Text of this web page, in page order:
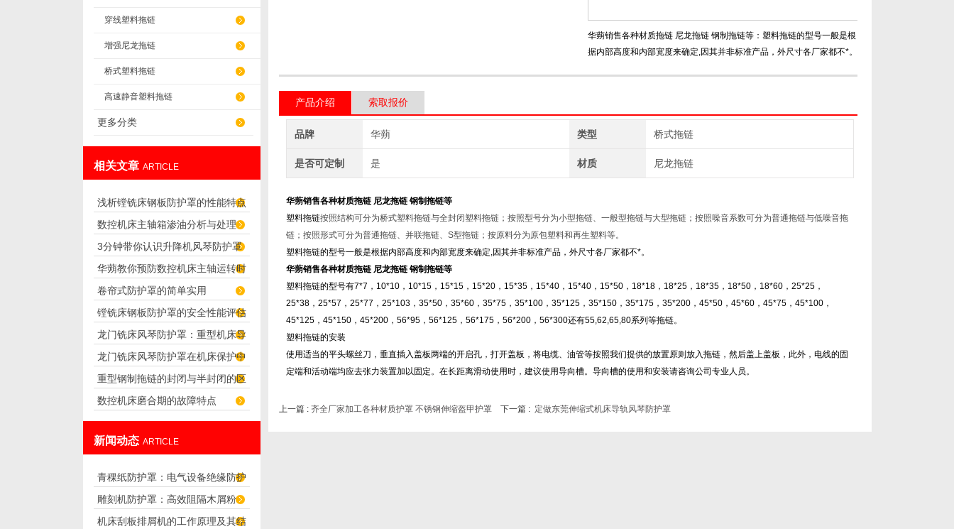
穿线塑料拖链
增强尼龙拖链
桥式塑料拖链
高速静音塑料拖链
更多分类
相关文章 ARTICLE
浅析镗铣床钢板防护罩的性能特点
及其优点
数控机床主轴箱渗油分析与处理
3分钟带你认识升降机风琴防护罩
华蒴教你预防数控机床主轴运转时
的噪声
卷帘式防护罩的简单实用
镗铣床钢板防护罩的安全性能评估
与测试
龙门铣床风琴防护罩：重型机床导
轨防护可靠之选
龙门铣床风琴防护罩在机床保护中
的重要性
重型钢制拖链的封闭与半封闭的区
别
数控机床磨合期的故障特点
新闻动态 ARTICLE
青稞纸防护罩：电气设备绝缘防护
专用方案
雕刻机防护罩：高效阻隔木屑粉
尘，守护设备精度与安全
机床刮板排屑机的工作原理及其结
华蒴销售各种材质拖链 尼龙拖链 钢制拖链等：塑料拖链的型号一般是根
据内部高度和内部宽度来确定,因其并非标准产品，外尺寸各厂家都不*。
产品介绍 索取报价
品牌 华蒴 类型 桥式拖链
是否可定制 是 材质 尼龙拖链
华蒴销售各种材质拖链 尼龙拖链 钢制拖链等
塑料拖链按照结构可分为桥式塑料拖链与全封闭塑料拖链；按照型号分为小型拖链、一般型拖链与大型拖链；按照噪音系数可分为普通拖链与低噪音拖
链；按照形式可分为普通拖链、并联拖链、S型拖链；按原料分为原包塑料和再生塑料等。
塑料拖链的型号一般是根据内部高度和内部宽度来确定,因其并非标准产品，外尺寸各厂家都不*。
华蒴销售各种材质拖链 尼龙拖链 钢制拖链等
塑料拖链的型号有7*7，10*10，10*15，15*15，15*20，15*35，15*40，15*40，15*50，18*18，18*25，18*35，18*50，18*60，25*25，
25*38，25*57，25*77，25*103，35*50，35*60，35*75，35*100，35*125，35*150，35*175，35*200，45*50，45*60，45*75，45*100，
45*125，45*150，45*200，56*95，56*125，56*175，56*200，56*300还有55,62,65,80系列等拖链。
塑料拖链的安装
使用适当的平头螺丝刀，垂直插入盖板两端的开启孔，打开盖板，将电缆、油管等按照我们提供的放置原则放入拖链，然后盖上盖板，此外，电线的固
定端和活动端均应去张力装置加以固定。在长距离滑动使用时，建议使用导向槽。导向槽的使用和安装请咨询公司专业人员。
上一篇 : 齐全厂家加工各种材质护罩 不锈钢伸缩盔甲护罩下一篇 : 定做东莞伸缩式机床导轨风琴防护罩